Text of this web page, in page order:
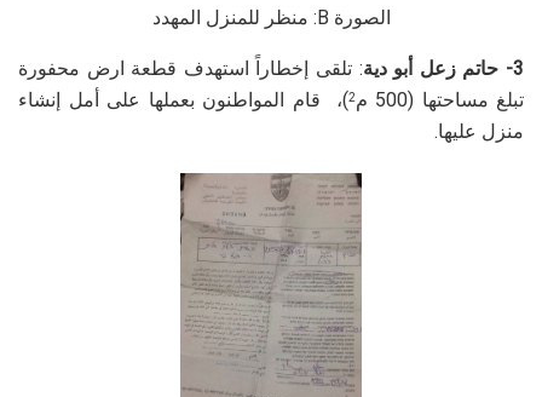
الصورة B: منظر للمنزل المهدد
3- حاتم زعل أبو دية
: تلقى إخطاراً استهدف قطعة ارض محفورة
تبلغ مساحتها (500 م
2)، قام المواطنون بعملها على أمل إنشاء
منزل عليها.